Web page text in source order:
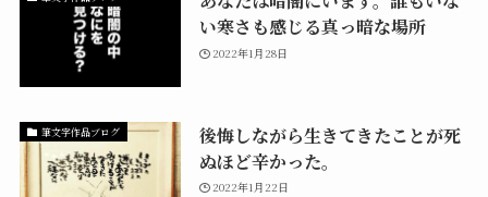
い寒さも感じる真っ暗な場所
2022年1月28日
筆文字作品ブログ
後悔しながら生きてきたことが死
ぬほど辛かった。
2022年1月22日